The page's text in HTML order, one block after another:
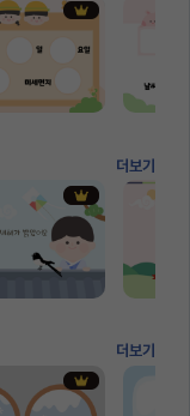
더보기
더보기